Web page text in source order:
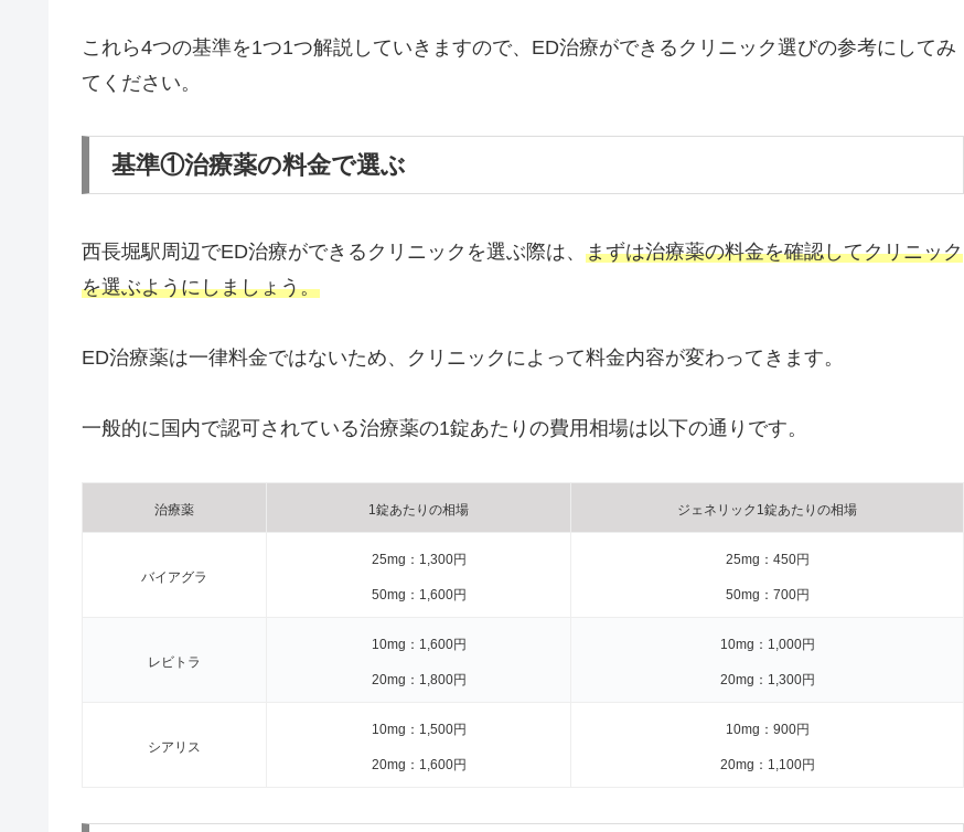
これら4つの基準を1つ1つ解説していきますので、ED治療ができるクリニック選びの参考にしてみ
てください。
基準①治療薬の料金で選ぶ
西長堀駅周辺でED治療ができるクリニックを選ぶ際は、 まずは治療薬の料金を確認してクリニック
を選ぶようにしましょう。
ED治療薬は一律料金ではないため、クリニックによって料金内容が変わってきます。
一般的に国内で認可されている治療薬の1錠あたりの費用相場は以下の通りです。
治療薬 1錠あたりの相場 ジェネリック1錠あたりの相場
バイアグラ
25mg：1,300円
50mg：1,600円
25mg：450円
50mg：700円
レビトラ
10mg：1,600円
20mg：1,800円
10mg：1,000円
20mg：1,300円
シアリス
10mg：1,500円
20mg：1,600円
10mg：900円
20mg：1,100円